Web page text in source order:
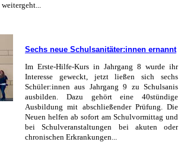
Sechs neue Schulsanitäter:innen ernannt
Im Erste-Hilfe-Kurs in Jahrgang 8 wurde ihr
Interesse geweckt, jetzt ließen sich sechs
Schüler:innen aus Jahrgang 9 zu Schulsanis
ausbilden. Dazu gehört eine 40stündige
Ausbildung mit abschließender Prüfung. Die
Neuen helfen ab sofort am Schulvormittag und
bei Schulveranstaltungen bei akuten oder
chronischen Erkrankungen...